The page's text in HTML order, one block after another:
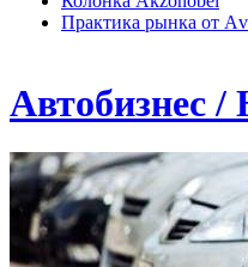
Практика рынка от
Автобизнес /